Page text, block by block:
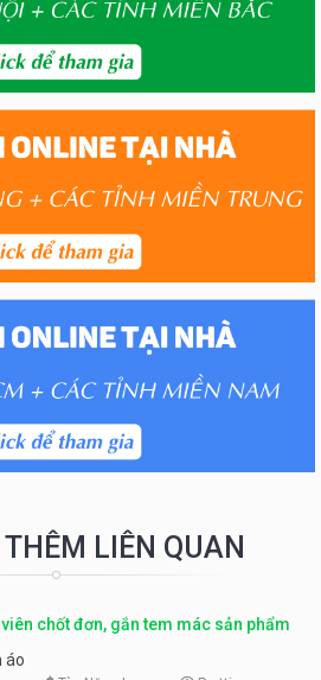
LIÊN QUAN
chốt đơn, gắn tem mác sản phẩm
áo